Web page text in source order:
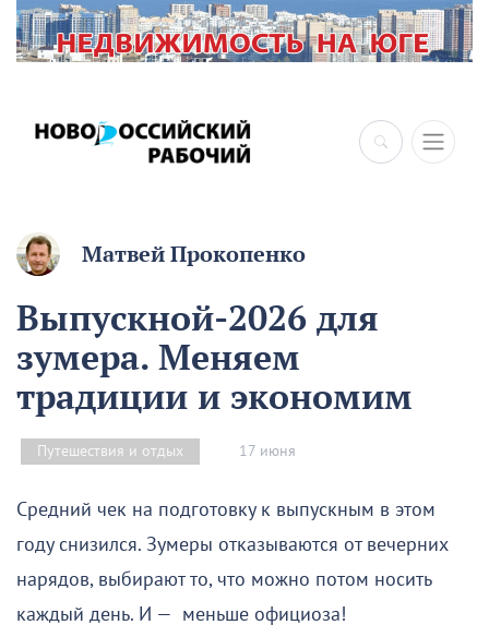
×
Матвей Прокопенко
Выпускной-2026 для
зумера. Меняем
традиции и экономим
Путешествия и отдых 17 июня
Средний чек на подготовку к выпускным в этом
году снизился. Зумеры отказываются от вечерних
нарядов, выбирают то, что можно потом носить
каждый день. И — меньше официоза!